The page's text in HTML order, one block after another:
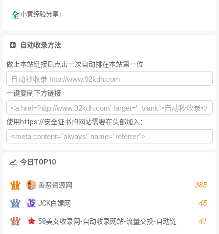
小黄经验分享 | 全球企业,域名收藏,域名海报,商标知识,商标注册,双拼域名,四声母域名,学习日记,商标制作,小黄经验分享,www.qqqy.cn
自动收录方法
做上本站链接后点击一次自动排在本站第一位
一键复制下方链接:
使用https://安全证书的网站需要在头部加入：
今日TOP10
善恶资源网 385
JCK白嫖网 45
58美女收录网-自动收录网站-流量交换-自动链 41